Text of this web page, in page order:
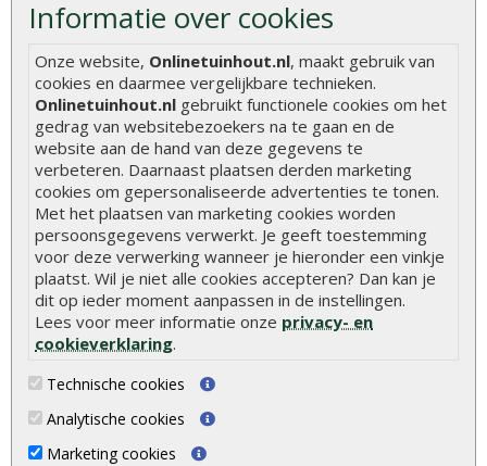
Informatie over cookies
Onze website, Onlinetuinhout.nl, maakt gebruik van
cookies en daarmee vergelijkbare technieken.
Onlinetuinhout.nl gebruikt functionele cookies om het
gedrag van websitebezoekers na te gaan en de
website aan de hand van deze gegevens te
verbeteren. Daarnaast plaatsen derden marketing
cookies om gepersonaliseerde advertenties te tonen.
Met het plaatsen van marketing cookies worden
persoonsgegevens verwerkt. Je geeft toestemming
voor deze verwerking wanneer je hieronder een vinkje
plaatst. Wil je niet alle cookies accepteren? Dan kan je
dit op ieder moment aanpassen in de instellingen.
Lees voor meer informatie onze privacy- en
cookieverklaring.
Technische cookies
Analytische cookies
Marketing cookies
De fundering van een vlonder leggen
Hoe zelf een vlonder leggen
Hoe betonpaal plaatsen
Hoe schutting plaatsen
De 9 beste tuinschermen van Onlinetuinhout.nl
Stijlvolle houtsoorten voor in de tuin
Duurzame tuin
Welke palen voor een schapenhek
Alle populaire categorieën
Tuinhout
Schutting
Vlonderplanken
Tuindeuren
Tuinschermen